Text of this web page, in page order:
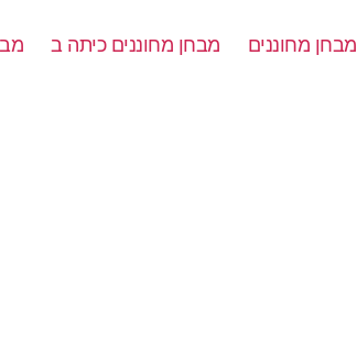
מבחן מחוננים מבחן מחוננים כיתה ב